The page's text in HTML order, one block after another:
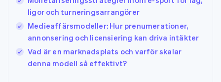
ligor och turneringsarrangörer
Medieaffärsmodeller: Hur prenumerationer,
annonsering och licensiering kan driva intäkter
Vad är en marknadsplats och varför skalar
denna modell så effektivt?
ItalianoEnglish
Japan
日本語 English
EnglishFrançais
Kroatien
English Italiano